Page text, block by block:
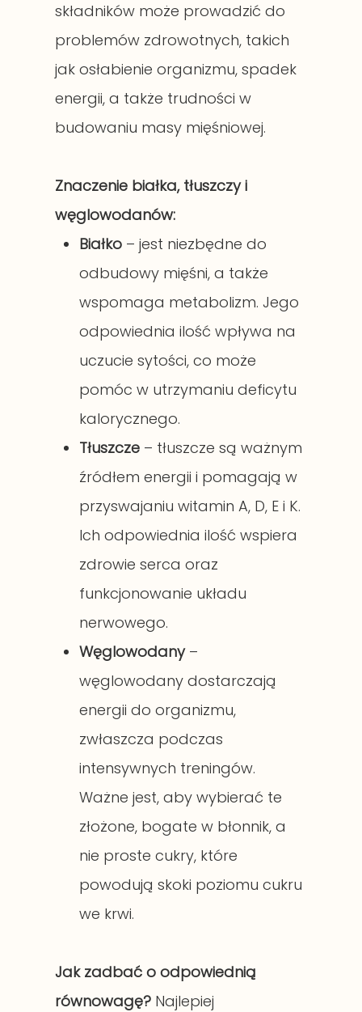
składników może prowadzić do
problemów zdrowotnych, takich
jak osłabienie organizmu, spadek
energii, a także trudności w
budowaniu masy mięśniowej.
Znaczenie białka, tłuszczy i
węglowodanów:
Białko – jest niezbędne do
odbudowy mięśni, a także
wspomaga metabolizm. Jego
odpowiednia ilość wpływa na
uczucie sytości, co może
pomóc w utrzymaniu deficytu
kalorycznego.
Tłuszcze – tłuszcze są ważnym
źródłem energii i pomagają w
przyswajaniu witamin A, D, E i K.
Ich odpowiednia ilość wspiera
zdrowie serca oraz
funkcjonowanie układu
nerwowego.
Węglowodany–
węglowodany dostarczają
energii do organizmu,
zwłaszcza podczas
intensywnych treningów.
Ważne jest, aby wybierać te
złożone, bogate w błonnik, a
nie proste cukry, które
powodują skoki poziomu cukru
we krwi.
Jak zadbać o odpowiednią
równowagę? Najlepiej